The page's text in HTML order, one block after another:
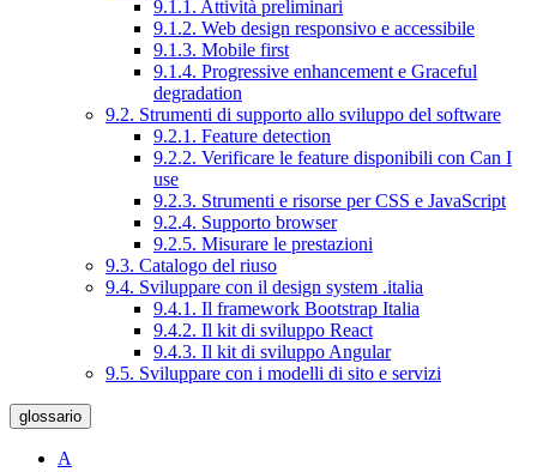
9.1.1. Attività preliminari
9.1.2. Web design responsivo e accessibile
9.1.3. Mobile first
9.1.4. Progressive enhancement e Graceful
degradation
9.2. Strumenti di supporto allo sviluppo del software
9.2.1. Feature detection
9.2.2. Verificare le feature disponibili con Can I
use
9.2.3. Strumenti e risorse per CSS e JavaScript
9.2.4. Supporto browser
9.2.5. Misurare le prestazioni
9.3. Catalogo del riuso
9.4. Sviluppare con il design system .italia
9.4.1. Il framework Bootstrap Italia
9.4.2. Il kit di sviluppo React
9.4.3. Il kit di sviluppo Angular
9.5. Sviluppare con i modelli di sito e servizi
glossario
A